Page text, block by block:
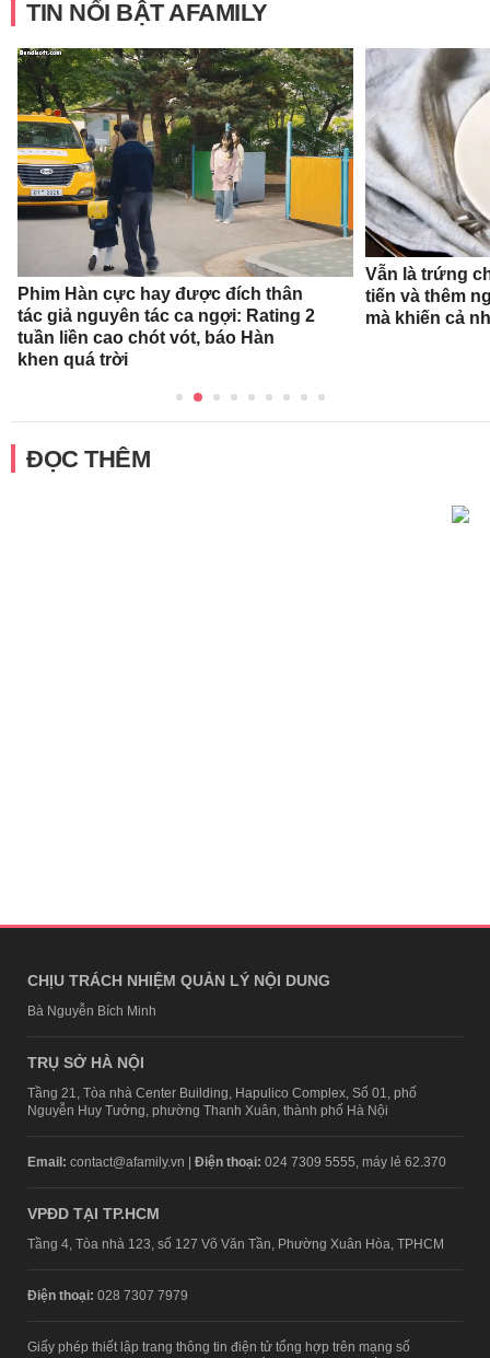
TIN NỔI BẬT AFAMILY
Phim Hàn cực hay được đích thân
tác giả nguyên tác ca ngợi: Rating 2
tuần liền cao chót vót, báo Hàn
khen quá trời
Vẫn là trứng
tiến và thêm
mà khiến cả
ĐỌC THÊM
CHỊU TRÁCH NHIỆM QUẢN LÝ NỘI DUNG
Bà Nguyễn Bích Minh
TRỤ SỞ HÀ NỘI
Tầng 21, Tòa nhà Center Building, Hapulico Complex, Số 01, phố
Nguyễn Huy Tưởng, phường Thanh Xuân, thành phố Hà Nội
Email: contact@afamily.vn | Điện thoại: 024 7309 5555, máy lẻ 62.370
VPĐD TẠI TP.HCM
Tầng 4, Tòa nhà 123, số 127 Võ Văn Tần, Phường Xuân Hòa, TPHCM
Điện thoại: 028 7307 7979
Giấy phép thiết lập trang thông tin điện tử tổng hợp trên mạng số